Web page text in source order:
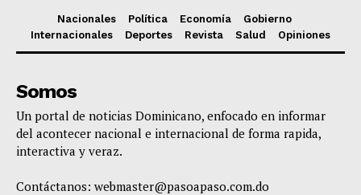
Nacionales Política Economía
Gobierno
Internacionales
Deportes Revista Salud Opiniones
Somos
Un portal de noticias Dominicano, enfocado en informar
del acontecer nacional e internacional de forma rapida,
interactiva y veraz.
Contáctanos: webmaster@pasoapaso.com.do